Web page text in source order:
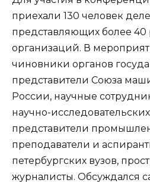
приехали 130 человек
представляющих более 40
организаций. В
чиновники органов
представители Союза
России, научные
научно-
представители
преподаватели и
петербургских вузов,
журналисты. Обсуждался